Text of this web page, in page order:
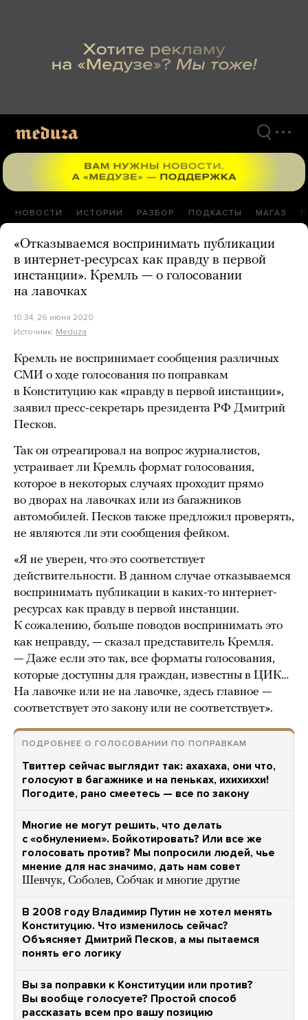
НОВОСТИ ИСТОРИИ РАЗБОР ПОДКАСТЫ МАГАЗ
«Отказываемся воспринимать публикации
в интернет-ресурсах как правду в первой
инстанции». Кремль — о голосовании
на лавочках
10:34, 26 июня 2020
Источник: Meduza
Кремль не воспринимает сообщения различных
СМИ о ходе голосования по поправкам
в Конституцию как «правду в первой инстанции»,
заявил пресс-секретарь президента РФ Дмитрий
Песков.
Так он отреагировал на вопрос журналистов,
устраивает ли Кремль формат голосования,
которое в некоторых случаях проходит прямо
во дворах на лавочках или из багажников
автомобилей. Песков также предложил проверять,
не являются ли эти сообщения фейком.
«Я не уверен, что это соответствует
действительности. В данном случае отказываемся
воспринимать публикации в каких-то интернет-
ресурсах как правду в первой инстанции.
К сожалению, больше поводов воспринимать это
как неправду, — сказал представитель Кремля.
— Даже если это так, все форматы голосования,
которые доступны для граждан, известны в ЦИК…
На лавочке или не на лавочке, здесь главное —
соответствует это закону или не соответствует».
ПОДРОБНЕЕ О ГОЛОСОВАНИИ ПО ПОПРАВКАМ
Твиттер сейчас выглядит так: ахахаха, они что,
голосуют в багажнике и на пеньках, ихихиххи!
Погодите, рано смеетесь — все по закону
Многие не могут решить, что делать
с «обнулением». Бойкотировать? Или все же
голосовать против? Мы попросили людей, чье
мнение для нас значимо, дать нам совет
Шевчук, Соболев, Собчак и многие другие
В 2008 году Владимир Путин не хотел менять
Конституцию. Что изменилось сейчас?
Объясняет Дмитрий Песков, а мы пытаемся
понять его логику
Вы за поправки к Конституции или против?
Вы вообще голосуете? Простой способ
рассказать всем про вашу позицию